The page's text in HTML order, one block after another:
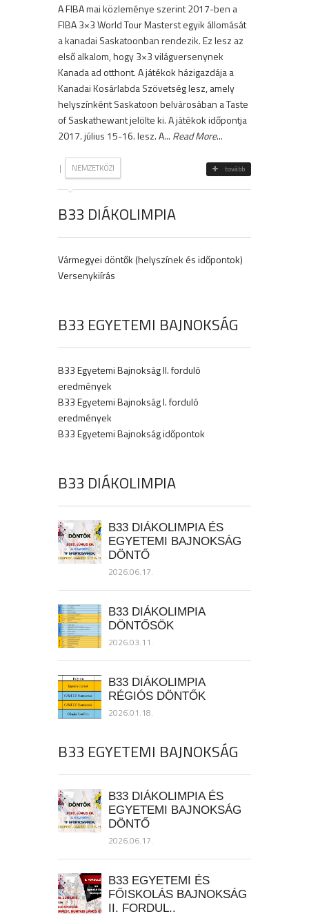
A FIBA mai közleménye szerint 2017-ben a
FIBA 3×3 World Tour Masterst egyik állomását
a kanadai Saskatoonban rendezik. Ez lesz az
első alkalom, hogy 3×3 világversenynek
Kanada ad otthont. A játékok házigazdája a
Kanadai Kosárlabda Szövetség lesz, amely
helyszínként Saskatoon belvárosában a Taste
of Saskathewant jelölte ki. A játékok időpontja
2017. július 15-16. lesz. A... Read More...
| NEMZETKÖZI tovább
B33 DIÁKOLIMPIA
Vármegyei döntők (helyszínek és időpontok)
Versenykiírás
B33 EGYETEMI BAJNOKSÁG
B33 Egyetemi Bajnokság II. forduló
eredmények
B33 Egyetemi Bajnokság I. forduló
eredmények
B33 Egyetemi Bajnokság időpontok
B33 DIÁKOLIMPIA
B33 DIÁKOLIMPIA ÉS
EGYETEMI BAJNOKSÁG
DÖNTŐ
2026.06.17.
B33 DIÁKOLIMPIA
DÖNTŐSÖK
2026.03.11.
B33 DIÁKOLIMPIA
RÉGIÓS DÖNTŐK
2026.01.18.
B33 EGYETEMI BAJNOKSÁG
B33 DIÁKOLIMPIA ÉS
EGYETEMI BAJNOKSÁG
DÖNTŐ
2026.06.17.
B33 EGYETEMI ÉS
FŐISKOLÁS BAJNOKSÁG
II. FORDUL..